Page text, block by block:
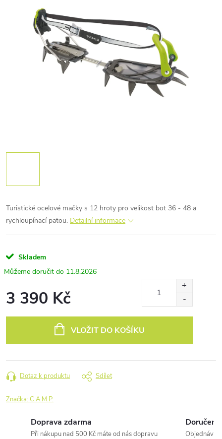
Turistické ocelové mačky s 12 hroty pro velikost bot 36 - 48 a
rychloupínací patou. Detailní informace
Skladem
11.8.2026
3 390 Kč
VLOŽIT DO KOŠÍKU
Dotaz k produktu Sdílet
Značka:C.A.M.P.
Doprava zdarma
Při nákupu nad 500 Kč máte od nás dopravu
Doručení